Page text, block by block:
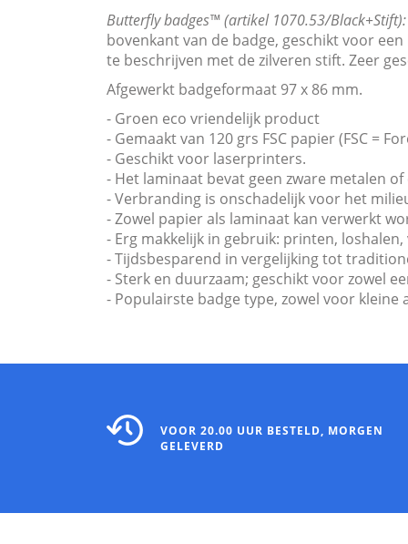
Butterfly badges™ (artikel 1070.53/
bovenkant van de badge, geschikt voor
te beschrijven met de zilveren stift. Zeer
Afgewerkt badgeformaat 97 x 86 mm.
- Groen eco vriendelijk product
- Gemaakt van 120 grs FSC papier (FSC =
- Geschikt voor laserprinters.
- Het laminaat bevat geen zware metalen
- Verbranding is onschadelijk voor het
- Zowel papier als laminaat kan verwerkt
- Erg makkelijk in gebruik: printen, loshalen,
- Tijdsbesparend in vergelijking tot
- Sterk en duurzaam; geschikt voor zowel
- Populairste badge type, zowel voor kleine
VOOR 20.00 UUR BESTELD, MORGEN
GELEVERD